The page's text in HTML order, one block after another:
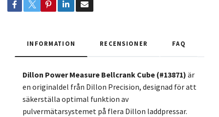
INFORMATION RECENSIONER FAQ
Dillon Power Measure Bellcrank Cube (#13871) är
en originaldel från Dillon Precision, designad för att
säkerställa optimal funktion av
pulvermätarsystemet på flera Dillon laddpressar.